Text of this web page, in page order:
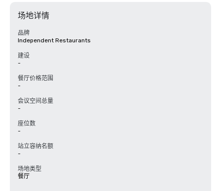
场地详情
品牌
Independent Restaurants
建设
-
餐厅价格范围
-
会议空间总量
-
座位数
-
站立容纳名额
-
场地类型
餐厅